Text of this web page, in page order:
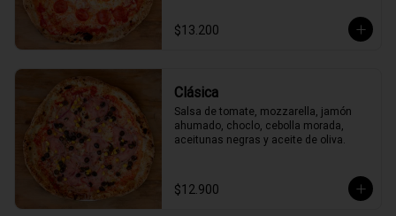
$13.200
Clásica
Salsa de tomate, mozzarella, jamón
ahumado, choclo, cebolla morada,
aceitunas negras y aceite de oliva.
$12.900